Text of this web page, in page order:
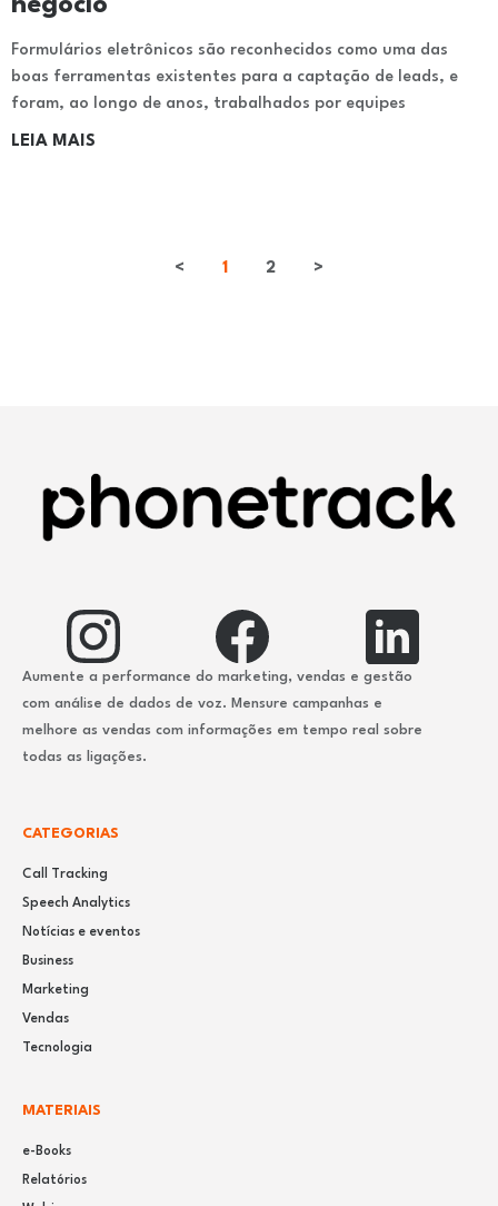
negócio
Formulários eletrônicos são reconhecidos como uma das
boas ferramentas existentes para a captação de leads, e
foram, ao longo de anos, trabalhados por equipes
LEIA MAIS
< 1 2 >
Aumente a performance do marketing, vendas e gestão
com análise de dados de voz. Mensure campanhas e
melhore as vendas com informações em tempo real sobre
todas as ligações.
CATEGORIAS
Call Tracking
Speech Analytics
Notícias e eventos
Business
Marketing
Vendas
Tecnologia
MATERIAIS
e-Books
Relatórios